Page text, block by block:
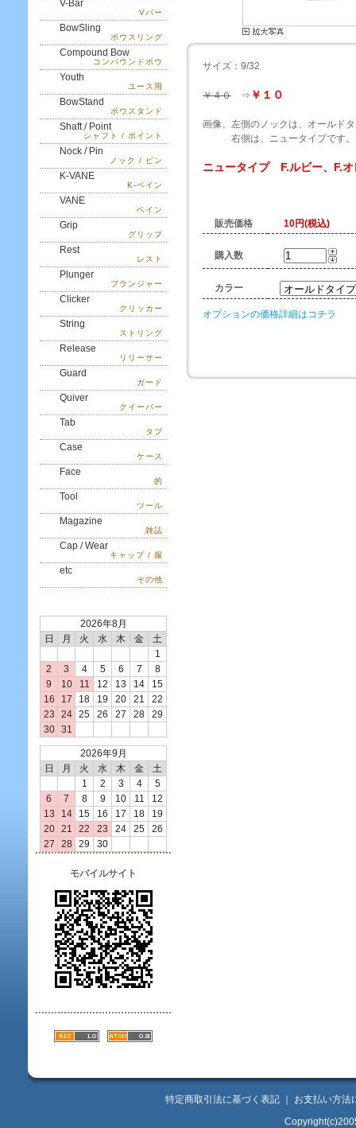
V-Bar
Vバー
BowSling
ボウスリング
Compound Bow
コンパウンドボウ
Youth
ユース用
BowStand
ボウスタンド
Shaft / Point
シャフト / ポイント
Nock / Pin
ノック / ピン
K-VANE
K-ベイン
VANE
ベイン
Grip
グリップ
Rest
レスト
Plunger
プランジャー
Clicker
クリッカー
String
ストリング
Release
リリーサー
Guard
ガード
Quiver
クイーバー
Tab
タブ
Case
ケース
Face
的
Tool
ツール
Magazine
雑誌
Cap / Wear
キャップ / 服
etc
その他
2026年8月
日
月 火 水 木 金
土
1
2
3 4 5 6 7
8
9
10 11 12 13 14
15
16
17 18 19 20 21
22
23
24 25 26 27 28
29
30
31
2026年9月
日
月 火 水 木 金
土
1
2 3 4
5
6
7 8 9 10 11
12
13
14 15 16 17 18
19
20
21 22 23 24 25
26
27
28 29 30
モバイルサイト
サイズ：9/32
￥４０ ⇒ ￥１０
画像、左側のノックは、オールド
右側は、ニュータイプです。
ニュータイプ F.ルビー、F.オ
販売価格 10円(税込)
購入数
カラー
オプションの価格詳細はコチラ
特定商取引法に基づく表記
お支払い方法